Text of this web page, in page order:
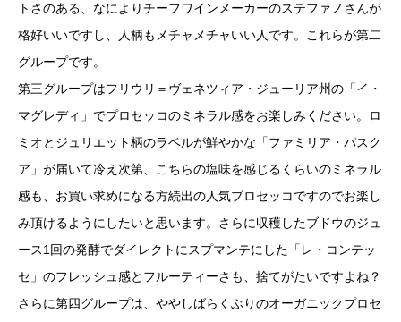
トさのある、なによりチーフワインメーカーのステファノさんが
格好いいですし、人柄もメチャメチャいい人です。これらが第二
グループです。
第三グループはフリウリ＝ヴェネツィア・ジューリア州の「イ・
マグレディ」でプロセッコのミネラル感をお楽しみください。ロ
ミオとジュリエット柄のラベルが鮮やかな「ファミリア・パスク
ア」が届いて冷え次第、こちらの塩味を感じるくらいのミネラル
感も、お買い求めになる方続出の人気プロセッコですのでお楽し
み頂けるようにしたいと思います。さらに収穫したブドウのジュ
ース1回の発酵でダイレクトにスプマンテにした「レ・コンテッ
セ」のフレッシュ感とフルーティーさも、捨てがたいですよね？
さらに第四グループは、ややしばらくぶりのオーガニックプロセ